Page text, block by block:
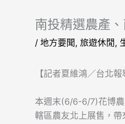
南投精選農產
/ 地方要聞, 旅遊休閒,
【記者夏維鴻／台北報
本週末(6/6-6/7)花博
轄區農友北上展售，